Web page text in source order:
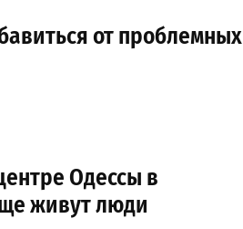
от проблемных
Одессы в
живут люди